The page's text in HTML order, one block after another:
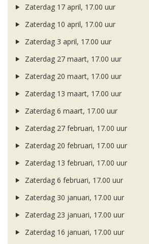
Zaterdag 17 april, 17.00 uur
Zaterdag 10 april, 17.00 uur
Zaterdag 3 april, 17.00 uur
Zaterdag 27 maart, 17.00 uur
Zaterdag 20 maart, 17.00 uur
Zaterdag 13 maart, 17.00 uur
Zaterdag 6 maart, 17.00 uur
Zaterdag 27 februari, 17.00 uur
Zaterdag 20 februari, 17.00 uur
Zaterdag 13 februari, 17.00 uur
Zaterdag 6 februari, 17.00 uur
Zaterdag 30 januari, 17.00 uur
Zaterdag 23 januari, 17.00 uur
Zaterdag 16 januari, 17.00 uur